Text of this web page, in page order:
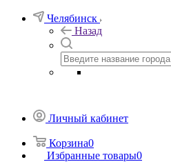
Челябинск
Назад
Личный кабинет
Корзина0
Избранные товары0